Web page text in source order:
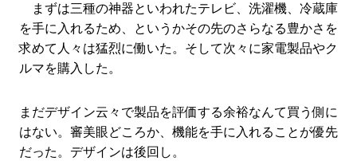
まずは三種の神器といわれたテレビ、洗濯機、冷蔵庫
を手に入れるため、というかその先のさらなる豊かさを
求めて人々は猛烈に働いた。そして次々に家電製品やク
ルマを購入した。
まだデザイン云々で製品を評価する余裕なんて買う側に
はない。審美眼どころか、機能を手に入れることが優先
だった。デザインは後回し。